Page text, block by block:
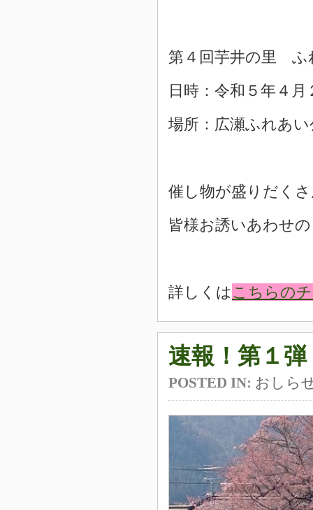
第４回芋井の里 ふ
日時：令和５年４
場所：広瀬ふれあ
催し物が盛りだく
皆様お誘いあわせ
詳しくは こちらの
速報！第１
POSTED IN: おしら